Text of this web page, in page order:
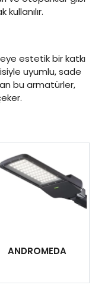
estetik bir katkı
uyumlu, sade
bu armatürler,
ANDROMEDA